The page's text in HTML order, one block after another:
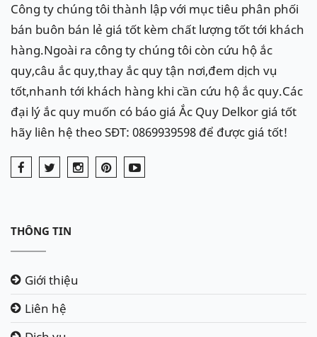
khách
Ắc quy xe Daewoo Lacetti CDX, ắc quy xe Lacetti
nhập khẩu, ắc quy CDX, ắc quy xe Lacetti 2010 dùng
loại bình DIN 65Ah
Công ty chúng tôi thành lập với mục tiêu phân phối
bán buôn bán lẻ giá tốt kèm chất lượng tốt tới khách
hàng.Ngoài ra công ty chúng tôi còn cứu hộ ắc
quy,câu ắc quy,thay ắc quy tận nơi,đem dịch vụ
tốt,nhanh tới khách hàng khi cần cứu hộ ắc quy.Các
đại lý ắc quy muốn có báo giá Ắc Quy Delkor giá tốt
hãy liên hệ theo SĐT: 0869939598 để được giá tốt!
THÔNG TIN
Giới thiệu
Liên hệ